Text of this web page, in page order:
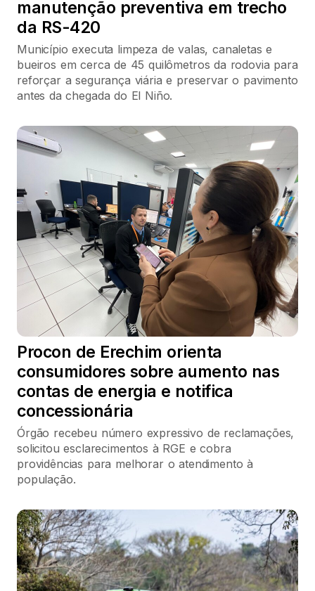
manutenção preventiva em trecho
da RS-420
Município executa limpeza de valas, canaletas e
bueiros em cerca de 45 quilômetros da rodovia para
reforçar a segurança viária e preservar o pavimento
antes da chegada do El Niño.
Procon de Erechim orienta
consumidores sobre aumento nas
contas de energia e notifica
concessionária
Órgão recebeu número expressivo de reclamações,
solicitou esclarecimentos à RGE e cobra
providências para melhorar o atendimento à
população.